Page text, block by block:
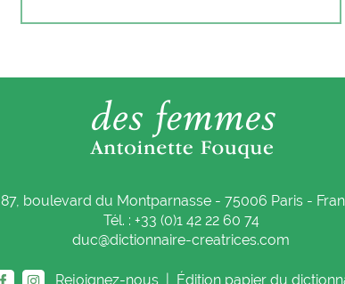
87, boulevard du Montparnasse - 75006 Paris -
Tél. : +33 (0)1 42 22 60 74
duc@dictionnaire-creatrices.com
Rejoignez-nous | Édition papier du